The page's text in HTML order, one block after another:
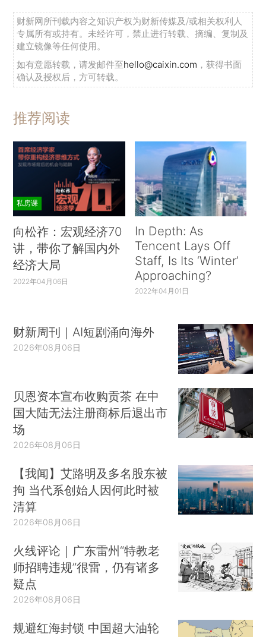
财新网所刊载内容之知识产权为财新传媒及/或相关权利人
专属所有或持有。未经许可，禁止进行转载、摘编、复制及
建立镜像等任何使用。
如有意愿转载，请发邮件至hello@caixin.com ，获得书面
确认及授权后，方可转载。
推荐阅读
私房课
向松祚：宏观经济70
讲，带你了解国内外
经济大局
2022年04月06日
In Depth: As
Tencent Lays Off
Staff, Is Its ‘Winter’
Approaching?
2022年04月01日
财新周刊｜AI短剧涌向海外
2026年08月06日
贝恩资本宣布收购贡茶 在中
国大陆无法注册商标后退出市
场
2026年08月06日
【我闻】艾路明及多名股东被
拘 当代系创始人因何此时被
清算
2026年08月06日
火线评论｜广东雷州“特教老
师招聘违规”很雷，仍有诸多
疑点
2026年08月06日
规避红海封锁 中国超大油轮